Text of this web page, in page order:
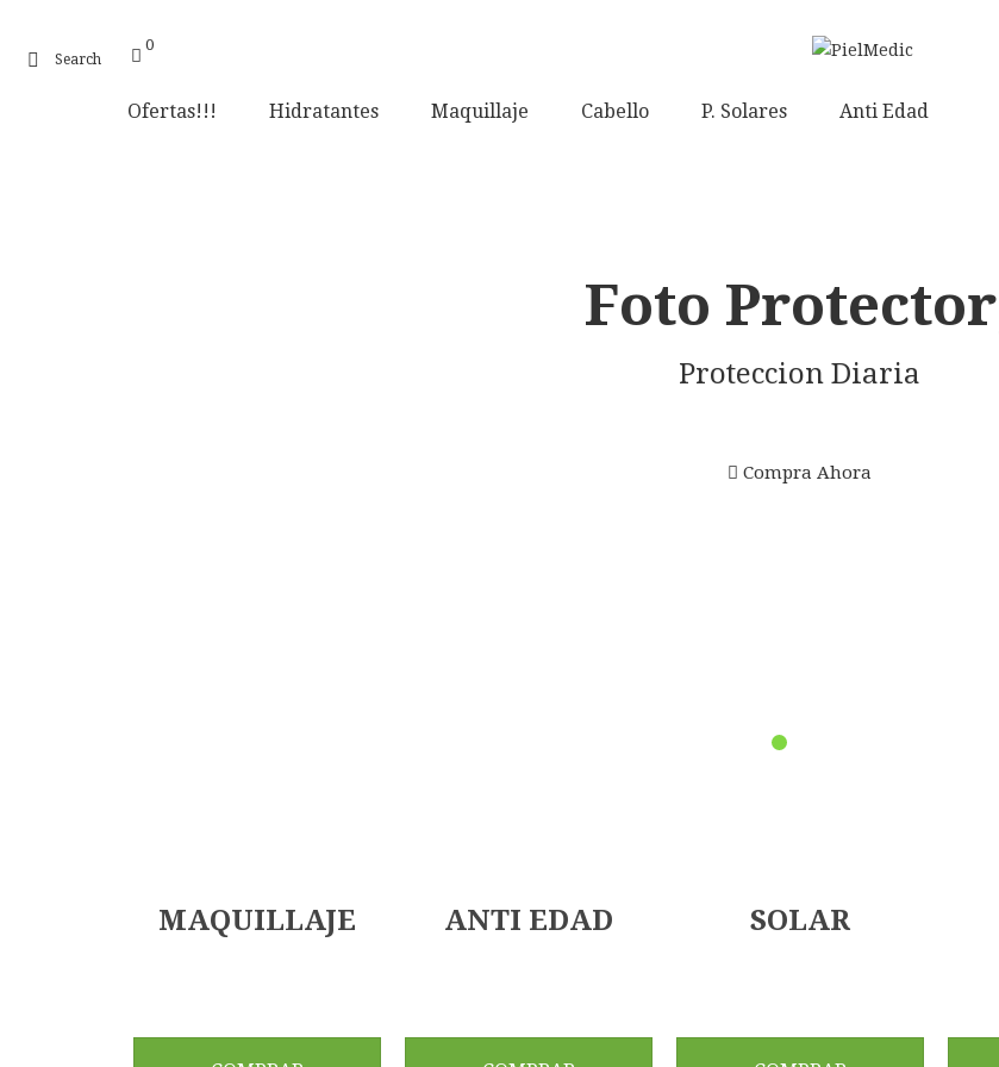
Search
0
Ofertas!!! Hidratantes Maquillaje Cabello P. Solares Anti Edad
Foto Protector
Proteccion Diaria
Compra Ahora
MAQUILLAJE ANTI EDAD SOLAR